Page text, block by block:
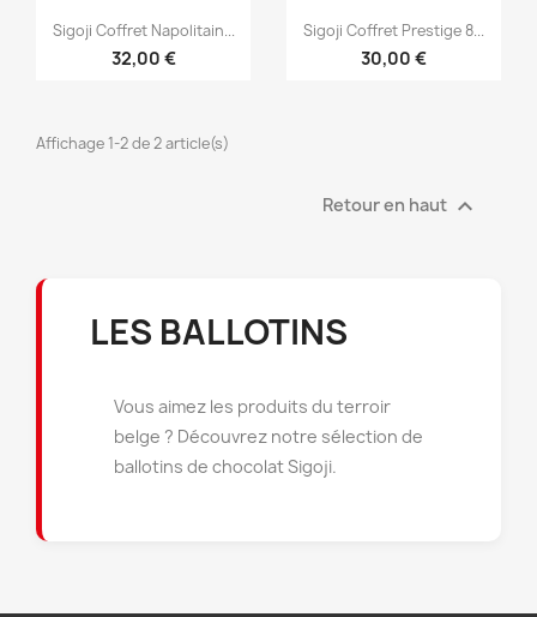
add_circle_outline
Créer une liste d'envies
Annuler Créer une liste d'envies
((cancelText)) ((modalDeleteText))
Connexion
Annuler
Aperçu rapide
Sigoji Coffret Napolitain...
32,00 €
Aperçu rapide
Sigoji Coffret Prestige 8...
30,00 €
Affichage 1-2 de 2 article(s)
Retour en haut 
LES BALLOTINS
Vous aimez les produits du terroir
belge ? Découvrez notre sélection de
ballotins de chocolat Sigoji.